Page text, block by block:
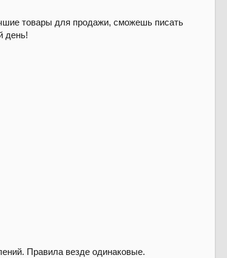
товары для продажи, сможешь писать
день!
Правила везде одинаковые.